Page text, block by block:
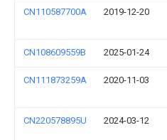
CN110587700A 2019-12-20
CN108609559B 2025-01-24
CN111873259A 2020-11-03
CN220578895U 2024-03-12